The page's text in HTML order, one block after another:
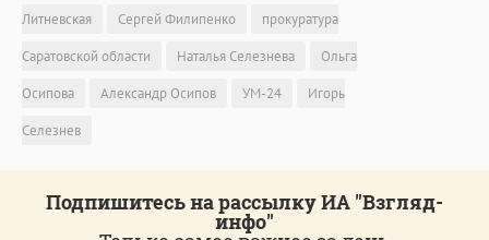
Литневская
Сергей Филипенко
прокуратура
Саратовской области
Наталья Селезнева
Ольга
Осипова
Александр Осипов УМ-24
Игорь
Селезнев
Подпишитесь на рассылку ИА "Взгляд-
инфо"